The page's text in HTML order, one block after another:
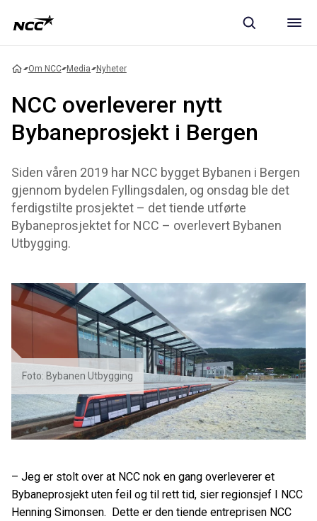
Om NCC Media Nyheter
NCC overleverer nytt
Bybaneprosjekt i Bergen
Siden våren 2019 har NCC bygget Bybanen i Bergen
gjennom bydelen Fyllingsdalen, og onsdag ble det
ferdigstilte prosjektet – det tiende utførte
Bybaneprosjektet for NCC – overlevert Bybanen
Utbygging.
Foto: Bybanen Utbygging
– Jeg er stolt over at NCC nok en gang overleverer et
Bybaneprosjekt uten feil og til rett tid, sier regionsjef I NCC
Henning Simonsen. Dette er den tiende entreprisen NCC